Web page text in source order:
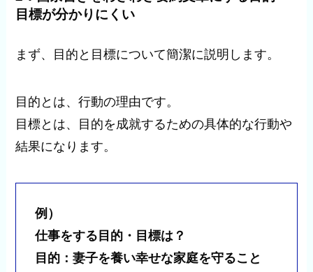
目標が分かりにくい
まず、目的と目標について簡潔に説明します。
目的とは、行動の理由です。
目標とは、目的を成就するための具体的な行動や
結果になります。
例）
仕事をする目的・目標は？
目的：妻子を養い幸せな家庭を守ること